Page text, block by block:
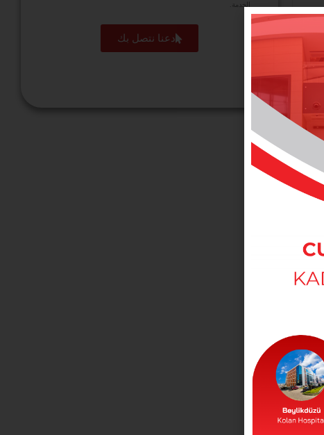
الخدمة.
دعنا نتصل بك